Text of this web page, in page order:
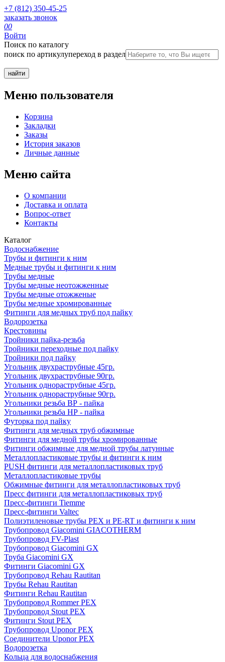
+7 (812) 350-45-25
заказать звонок
00
Войти
Поиск по каталогу
поиск по артикулупереход в раздел
Меню пользователя
Корзина
Закладки
Заказы
История заказов
Личные данные
Меню сайта
О компании
Доставка и оплата
Вопрос-ответ
Контакты
Каталог
Водоснабжение
Трубы и фитинги к ним
Медные трубы и фитинги к ним
Трубы медные
Трубы медные неотожженные
Трубы медные отожженые
Трубы медные хромированные
Фитинги для медных труб под пайку
Водорозетка
Крестовины
Тройники пайка-резьба
Тройники переходные под пайку
Тройники под пайку
Угольник двухраструбные 45гр.
Угольник двухраструбные 90гр.
Угольник однораструбные 45гр.
Угольник однораструбные 90гр.
Угольники резьба ВР - пайка
Угольники резьба НР - пайка
Футорка под пайку
Фитинги для медных труб обжимные
Фитинги для медной трубы хромированные
Фитинги обжимные для медной трубы латунные
Металлопластиковые трубы и фитинги к ним
PUSH фитинги для металлопластиковых труб
Металлопластиковые трубы
Обжимные фитинги для металлопластиковых труб
Пресс фитинги для металлопластиковых труб
Пресс-фитинги Tiemme
Пресс-фитинги Valtec
Полиэтиленовые трубы PEX и PE-RT и фитинги к ним
Трубопровод Giacomini GIACOTHERM
Трубопровод FV-Plast
Трубопровод Giacomini GX
Труба Giacomini GX
Фитинги Giacomini GX
Трубопровод Rehau Rautitan
Трубы Rehau Rautitan
Фитинги Rehau Rautitan
Трубопровод Rommer PEX
Трубопровод Stout PEX
Фитинги Stout PEX
Трубопровод Uponor PEX
Соединители Uponor PEX
Водорозетка
Кольца для водоснабжения